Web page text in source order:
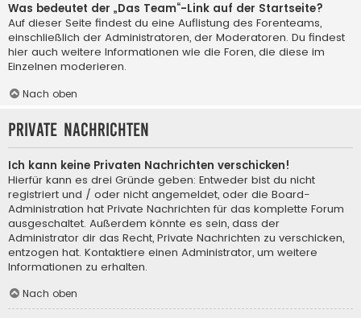
Was bedeutet der „Das Team“-Link auf der Startseite?
Auf dieser Seite findest du eine Auflistung des Forenteams,
einschließlich der Administratoren, der Moderatoren. Du findest
hier auch weitere Informationen wie die Foren, die diese im
Einzelnen moderieren.
Nach oben
Private Nachrichten
Ich kann keine Privaten Nachrichten verschicken!
Hierfür kann es drei Gründe geben: Entweder bist du nicht
registriert und / oder nicht angemeldet, oder die Board-
Administration hat Private Nachrichten für das komplette Forum
ausgeschaltet. Außerdem könnte es sein, dass der
Administrator dir das Recht, Private Nachrichten zu verschicken,
entzogen hat. Kontaktiere einen Administrator, um weitere
Informationen zu erhalten.
Nach oben